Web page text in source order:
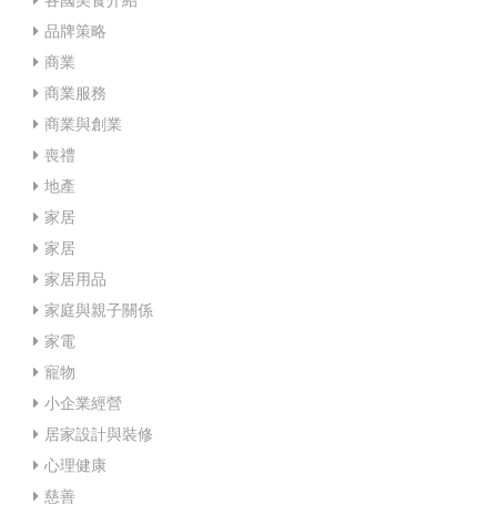
品牌策略
商業
商業服務
商業與創業
喪禮
地產
家居
家居
家居用品
家庭與親子關係
家電
寵物
小企業經營
居家設計與裝修
心理健康
慈善